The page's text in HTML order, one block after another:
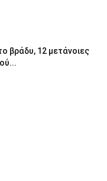
βράδυ, 12 μετάνοιες